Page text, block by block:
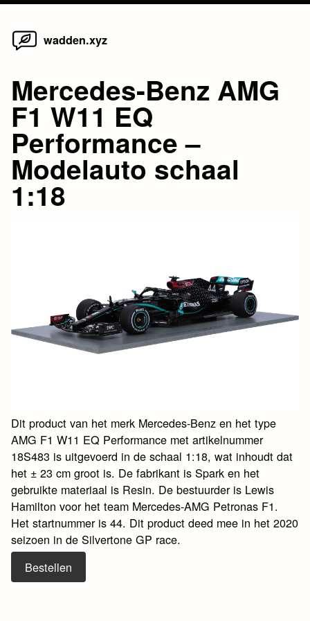
Skip
wadden.xyz
Mercedes-Benz AMG
F1 W11 EQ
Performance –
Modelauto schaal
1:18
Dit product van het merk Mercedes-Benz en het type
AMG F1 W11 EQ Performance met artikelnummer
18S483 is uitgevoerd in de schaal 1:18, wat inhoudt dat
het ± 23 cm groot is. De fabrikant is Spark en het
gebruikte materiaal is Resin. De bestuurder is Lewis
Hamilton voor het team Mercedes-AMG Petronas F1.
Het startnummer is 44. Dit product deed mee in het 2020
seizoen in de Silvertone GP race.
Bestellen